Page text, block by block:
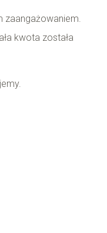
zaangażowaniem.
kwota została